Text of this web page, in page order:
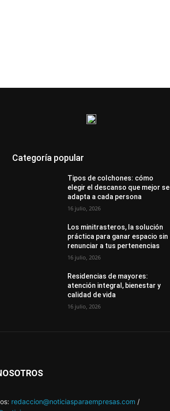
Categoría popular
Tipos de colchones: cómo
elegir el descanso que mejor se
adapta a cada persona
16 julio, 2026
Los minitrasteros, la solución
práctica para ganar espacio sin
renunciar a tus pertenencias
16 julio, 2026
Residencias de mayores:
atención integral, bienestar y
calidad de vida
16 julio, 2026
redaccion@noticiasparaempresas.com /